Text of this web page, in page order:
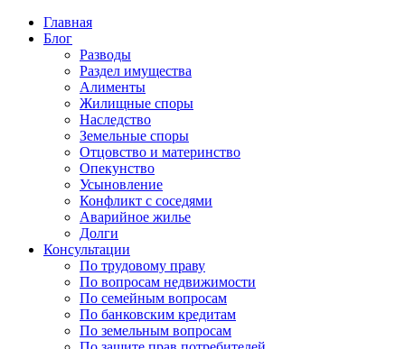
Главная
Блог
Разводы
Раздел имущества
Алименты
Жилищные споры
Наследство
Земельные споры
Отцовство и материнство
Опекунство
Усыновление
Конфликт с соседями
Аварийное жилье
Долги
Консультации
По трудовому праву
По вопросам недвижимости
По семейным вопросам
По банковским кредитам
По земельным вопросам